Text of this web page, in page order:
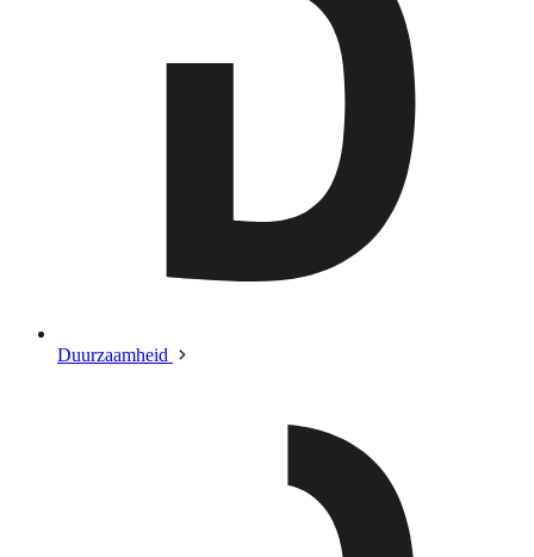
Duurzaamheid